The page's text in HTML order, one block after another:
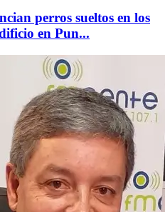
perros sueltos en los
en Pun...